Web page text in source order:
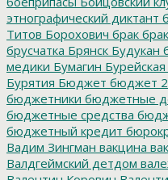
этнографический диктант
Титов Борохович брак
брусчатка Брянск Будукан
медики Бумагин
Бурятия Бюджет бюджет
бюджетники бюджетные
бюджетные средства
бюджетный кредит
Вадим Зингман вакцина
Валдгеймский детдом